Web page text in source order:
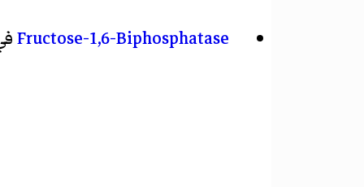
Fructose-1,6-Biphosphatase